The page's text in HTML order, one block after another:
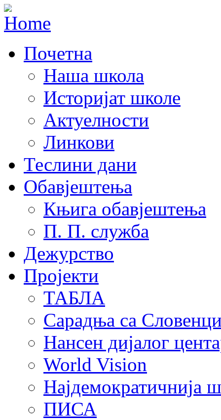
Почетна
Наша школа
Историјат школе
Актуелности
Линкови
Теслини дани
Обавјештења
Књига обавјештења
П. П. служба
Дежурство
Пројекти
ТАБЛА
Сарадња са
Нансен дијалог
World Vision
Најдемократичнија
ПИСА